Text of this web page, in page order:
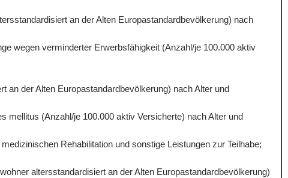
an der Alten Europastandardbevölkerung) nach
wegen verminderter Erwerbsfähigkeit (Anzahl/je 100.000 aktiv
an der Alten Europastandardbevölkerung) nach Alter und
mellitus (Anzahl/je 100.000 aktiv Versicherte) nach Alter und
Rehabilitation und sonstige Leistungen zur Teilhabe;
altersstandardisiert an der Alten Europastandardbevölkerung)